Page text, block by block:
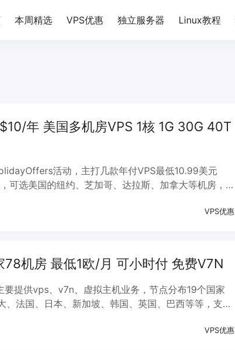
本周精选 VPS优惠 独立服务器 Linux教程
年 美国多机房VPS 1核 1G 30G 40T
活动，主打几款年付VPS最低10.99美元
可选美国的纽约、芝加哥、达拉斯、加拿大等机房，
VPS优惠
机房 最低1欧/月 可小时付 免费V7N
提供vps、v7n、虚拟主机业务，节点分布19个国家
法国、日本、新加坡、韩国、英国、巴西等等，支持
VPS优惠